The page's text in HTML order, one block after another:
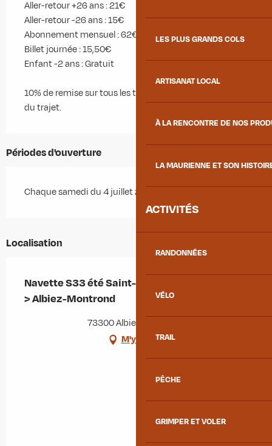
LES PLUS GRANDS COLS
ARTISANAT LOCAL
À LA RENCONTRE DE NOS
LA MAURIENNE ET SON
ACTIVITÉS
RANDONNÉES
VÉLO
TRAIL
PÊCHE
GRIMPER ET VOLER
Aller-retour +26 ans : 21€
Aller-retour -26 ans : 15€
Abonnement mensuel : 62€
Billet journée : 15,50€
Enfant -2 ans : Gratuit
10% de remise sur tous les tarifs si achat à plus de 48h
du trajet.
Périodes d'ouverture
Chaque samedi du 4 juillet 2026 au 30 août 2026
Localisation
Navette S33 été Saint-Jean-de-Maurienne <-
> Albiez-Montrond
73300 Albiez-Montrond
M'y rendre